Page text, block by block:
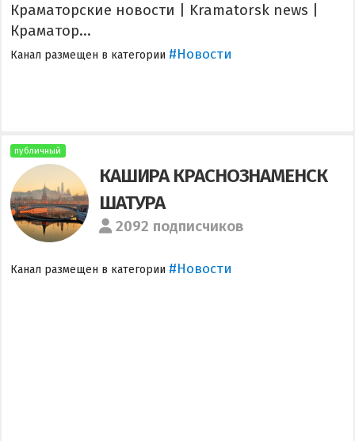
Краматорские новости | Kramatorsk news |
Краматор...
Канал размещен в категории #Новости
публичный
КАШИРА КРАСНОЗНАМЕНСК
ШАТУРА
2092 подписчиков
Канал размещен в категории #Новости